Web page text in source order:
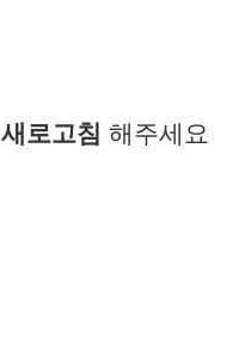
새로고침 해주세요